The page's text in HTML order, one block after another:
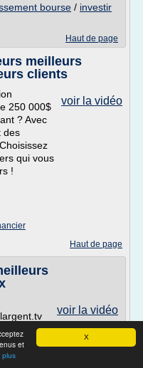
X
et
plus
bourse / investir
Haut de page
meilleurs
clients
voir la vidéo
250 000$
? Avec
des
qui vous
!
Haut de page
voir la vidéo
youtube
faire